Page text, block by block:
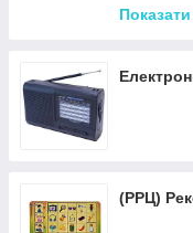
Краса та
(РРЦ)